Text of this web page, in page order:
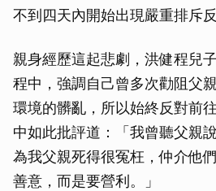
不到四天內開始出現嚴重排斥
親身經歷這起悲劇，洪健程兒
程中，強調自己曾多次勸阻父
環境的髒亂，所以始終反對前
中如此批評道：「我曾聽父親
為我父親死得很冤枉，仲介他
善意，而是要營利。」